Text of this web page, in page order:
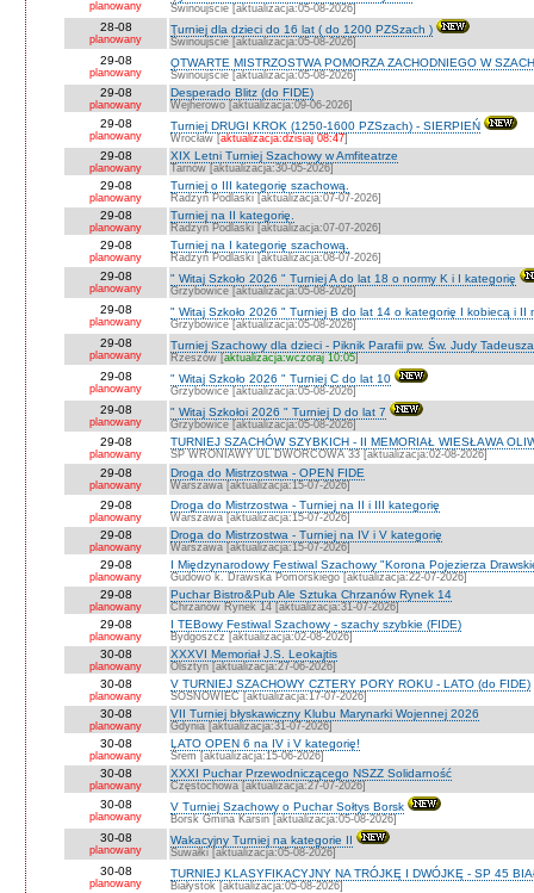
planowany Świnoujście [aktualizacja:05-08-2026]
28-08
planowany
Turniej dla dzieci do 16 lat ( do 1200 PZSzach )
Świnoujście [aktualizacja:05-08-2026]
29-08
planowany
OTWARTE MISTRZOSTWA POMORZA ZACHODNIEGO W
Świnoujście [aktualizacja:05-08-2026]
29-08
planowany
Desperado Blitz (do FIDE)
Wejherowo [aktualizacja:09-06-2026]
29-08
planowany
Turniej DRUGI KROK (1250-1600 PZSzach) - SIERPIEŃ
Wrocław [aktualizacja:dzisiaj 08:47]
29-08
planowany
XIX Letni Turniej Szachowy w Amfiteatrze
Tarnów [aktualizacja:30-05-2026]
29-08
planowany
Turniej o III kategorię szachową.
Radzyń Podlaski [aktualizacja:07-07-2026]
29-08
planowany
Turniej na II kategorię.
Radzyń Podlaski [aktualizacja:07-07-2026]
29-08
planowany
Turniej na I kategorię szachową.
Radzyń Podlaski [aktualizacja:08-07-2026]
29-08
planowany
" Witaj Szkoło 2026 " Turniej A do lat 18 o normy K i I kategorię
Grzybowice [aktualizacja:05-08-2026]
29-08
planowany
" Witaj Szkoło 2026 " Turniej B do lat 14 o kategorię I kobiecą i II
Grzybowice [aktualizacja:05-08-2026]
29-08
planowany
Turniej Szachowy dla dzieci - Piknik Parafii pw. Św. Judy
Rzeszów [aktualizacja:wczoraj 10:05]
29-08
planowany
" Witaj Szkoło 2026 " Turniej C do lat 10
Grzybowice [aktualizacja:05-08-2026]
29-08
planowany
" Witaj Szkołoi 2026 " Turniej D do lat 7
Grzybowice [aktualizacja:05-08-2026]
29-08
planowany
TURNIEJ SZACHÓW SZYBKICH - II MEMORIAŁ WIESŁAWA
SP WRONIAWY UL DWORCOWA 33 [aktualizacja:02-08-2026]
29-08
planowany
Droga do Mistrzostwa - OPEN FIDE
Warszawa [aktualizacja:15-07-2026]
29-08
planowany
Droga do Mistrzostwa - Turniej na II i III kategorię
Warszawa [aktualizacja:15-07-2026]
29-08
planowany
Droga do Mistrzostwa - Turniej na IV i V kategorię
Warszawa [aktualizacja:15-07-2026]
29-08
planowany
I Międzynarodowy Festiwal Szachowy "Korona Pojezierza
Gudowo k. Drawska Pomorskiego [aktualizacja:22-07-2026]
29-08
planowany
Puchar Bistro&Pub Ale Sztuka Chrzanów Rynek 14
Chrzanów Rynek 14 [aktualizacja:31-07-2026]
29-08
planowany
I TEBowy Festiwal Szachowy - szachy szybkie (FIDE)
Bydgoszcz [aktualizacja:02-08-2026]
30-08
planowany
XXXVI Memoriał J.S. Leokajtis
Olsztyn [aktualizacja:27-06-2026]
30-08
planowany
V TURNIEJ SZACHOWY CZTERY PORY ROKU - LATO (do FIDE)
SOSNOWIEC [aktualizacja:17-07-2026]
30-08
planowany
VII Turniej błyskawiczny Klubu Marynarki Wojennej 2026
Gdynia [aktualizacja:31-07-2026]
30-08
planowany
LATO OPEN 6 na IV i V kategorię!
Śrem [aktualizacja:15-06-2026]
30-08
planowany
XXXI Puchar Przewodniczącego NSZZ Solidarność
Częstochowa [aktualizacja:27-07-2026]
30-08
planowany
V Turniej Szachowy o Puchar Sołtys Borsk
Borsk Gmina Karsin [aktualizacja:05-08-2026]
30-08
planowany
Wakacyjny Turniej na kategorie II
Suwałki [aktualizacja:05-08-2026]
30-08
planowany
TURNIEJ KLASYFIKACYJNY NA TRÓJKĘ I DWÓJKĘ - SP 45
Białystok [aktualizacja:05-08-2026]